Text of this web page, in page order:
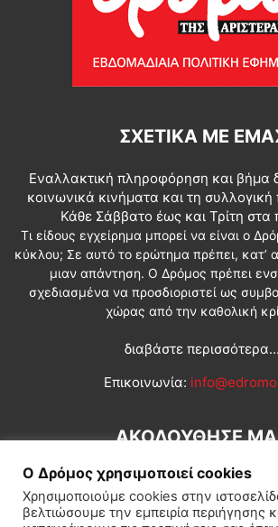
ΣΧΕΤΙΚΆ ΜΕ
Εναλλακτική πληροφόρηση και βήμα
κοινωνικά κινήματα και τη συλλογική
Κάθε Σάββατο έως και Τρίτη στα
Τι είδους εγχείρημα μπορεί να είναι ο
κύκλου; Σε αυτό το ερώτημα πρέπει, κατ’
μιαν απάντηση. Ο Δρόμος πρέπει
σχεδιασμένα να προσδιοριστεί ως
χώρας από την καθολική
διαβάστε περισσότερα...
Επικοινωνία:
ΑΚΟΛΟΥΘΗΣΕ
Ο Δρόμος χρησιμοποιεί cookies
Χρησιμοποιούμε cookies στην
βελτιώσουμε την εμπειρία περιήγησης